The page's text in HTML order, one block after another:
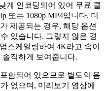
게 인코딩되어 있어 무료 클
또는 1080p MP4입니다. 더
제공되는 경우, 해당 옵션
있습니다. 그렇지 않은 경
스케일링하여 4K라고 속이
직하게 보여줍니다.
함되어 있으므로 별도의 음
없으며, 미리보기 영상에